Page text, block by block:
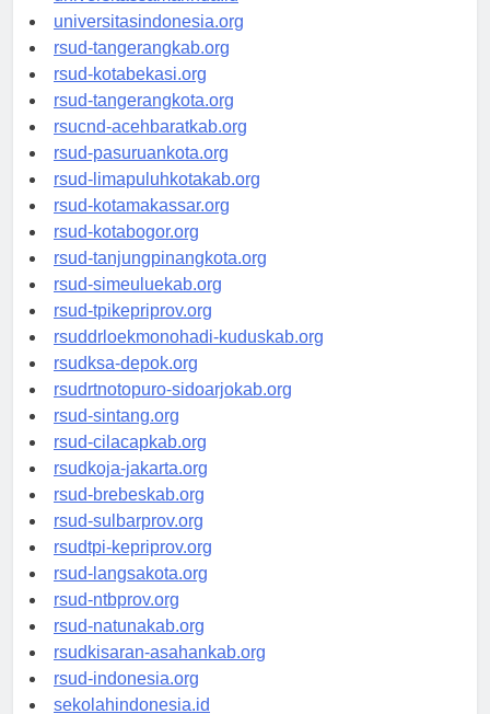
universitassamarinda.id
universitasindonesia.org
rsud-tangerangkab.org
rsud-kotabekasi.org
rsud-tangerangkota.org
rsucnd-acehbaratkab.org
rsud-pasuruankota.org
rsud-limapuluhkotakab.org
rsud-kotamakassar.org
rsud-kotabogor.org
rsud-tanjungpinangkota.org
rsud-simeuluekab.org
rsud-tpikepriprov.org
rsuddrloekmonohadi-kuduskab.org
rsudksa-depok.org
rsudrtnotopuro-sidoarjokab.org
rsud-sintang.org
rsud-cilacapkab.org
rsudkoja-jakarta.org
rsud-brebeskab.org
rsud-sulbarprov.org
rsudtpi-kepriprov.org
rsud-langsakota.org
rsud-ntbprov.org
rsud-natunakab.org
rsudkisaran-asahankab.org
rsud-indonesia.org